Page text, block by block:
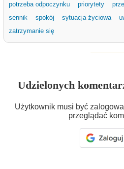
potrzeba odpoczynku
priorytety
sennik
spokój sytuacja życiowa
zatrzymanie się
Udzielonych
Użytkownik musi być
przeglądać